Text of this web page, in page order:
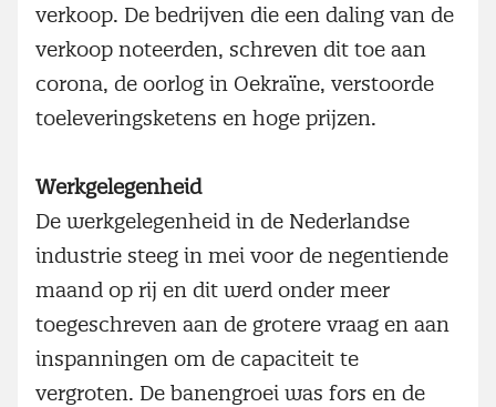
verkoop. De bedrijven die een daling van de
verkoop noteerden, schreven dit toe aan
corona, de oorlog in Oekraïne, verstoorde
toeleveringsketens en hoge prijzen.
Werkgelegenheid
De werkgelegenheid in de Nederlandse
industrie steeg in mei voor de negentiende
maand op rij en dit werd onder meer
toegeschreven aan de grotere vraag en aan
inspanningen om de capaciteit te
vergroten. De banengroei was fors en de